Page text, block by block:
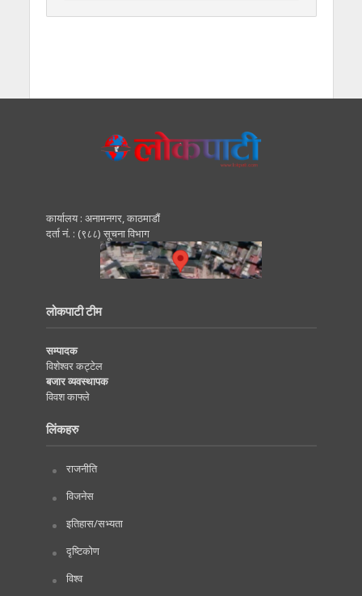
कार्यालय : अनामनगर, काठमाडाैं
दर्ता नं. : (९८८) सूचना विभाग
लोकपाटी टीम
सम्पादक
विशेश्वर कट्टेल
बजार व्यवस्थापक
विवश काफ्ले
लिंकहरु
राजनीति
विजनेस
इतिहास/सभ्यता
दृष्टिकोण
विश्व